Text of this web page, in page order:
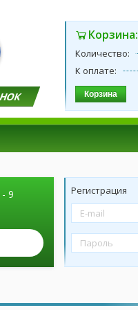
Корзина:
Количество:
К оплате:
Корзина
9
Регистрация